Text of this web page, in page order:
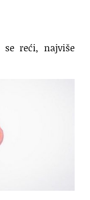
se reći, najviše